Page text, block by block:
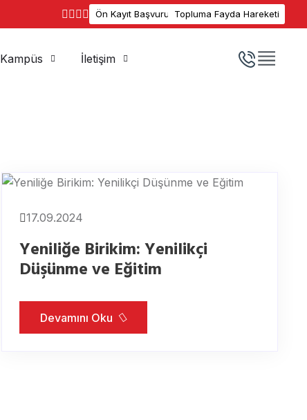
Ön Kayıt Başvuru Topluma Fayda Hareketi
Kampüs İletişim
17.09.2024
Yeniliğe Birikim: Yenilikçi
Düşünme ve Eğitim
Devamını Oku